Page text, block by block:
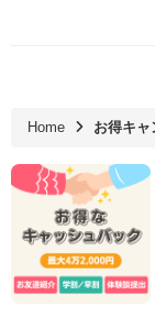
Home お得キャ